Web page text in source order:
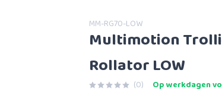
MM-RG70-LOW
Multimotion
Rollator LOW
(0) Op werkdagen